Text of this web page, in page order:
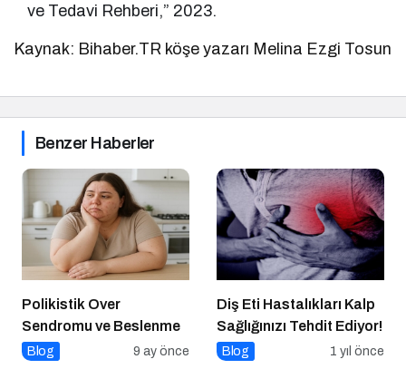
ve Tedavi Rehberi,” 2023.
Kaynak: Bihaber.TR köşe yazarı Melina Ezgi Tosun
Benzer Haberler
Polikistik Over
Sendromu ve Beslenme
Blog 9 ay önce
Diş Eti Hastalıkları Kalp
Sağlığınızı Tehdit Ediyor!
Blog 1 yıl önce